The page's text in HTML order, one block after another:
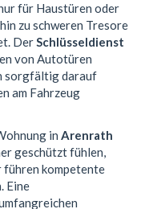
für Haustüren oder
zu schweren Tresore
DerSchlüsseldienst
von Autotüren
sorgfältig darauf
am Fahrzeug
in Arenrath
geschützt fühlen,
führen kompetente
Eine